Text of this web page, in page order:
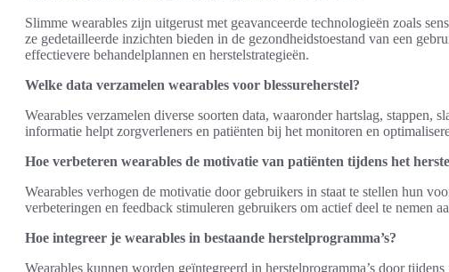
Slimme wearables zijn uitgerust met geavanceerde technologieën zoals
ze gedetailleerde inzichten bieden in de gezondheidstoestand van een
effectievere behandelplannen en herstelstrategieën.
Welke data verzamelen wearables voor blessureherstel?
Wearables verzamelen diverse soorten data, waaronder hartslag, stappen,
informatie helpt zorgverleners en patiënten bij het monitoren en
Hoe verbeteren wearables de motivatie van patiënten tijdens het
Wearables verhogen de motivatie door gebruikers in staat te stellen hun
verbeteringen en feedback stimuleren gebruikers om actief deel te nemen
Hoe integreer je wearables in bestaande herstelprogramma’s?
Wearables kunnen worden geïntegreerd in herstelprogramma’s door